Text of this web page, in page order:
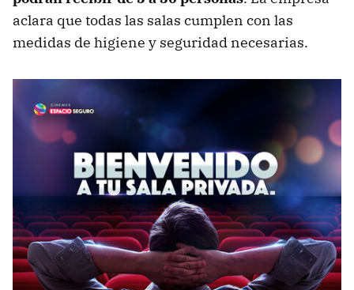
aclara que todas las salas cumplen con las
medidas de higiene y seguridad necesarias.